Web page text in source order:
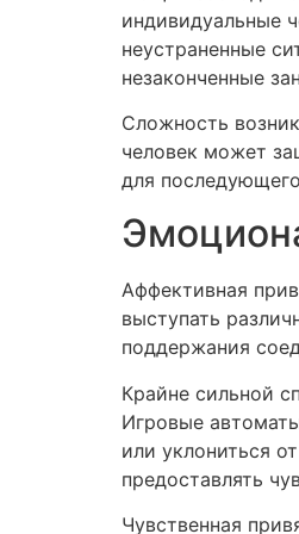
индивидуальные
неустраненные
незаконченные
Сложность
человек может
для
Аффективная
выступать
поддержания
Крайне сильной
Игровые
или уклониться
предоставлять
Чувственная